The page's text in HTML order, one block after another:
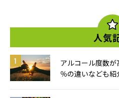
人気
アルコール度数が
％の違いなども紹